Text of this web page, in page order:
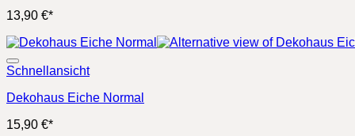
13,90 €*
Schnellansicht
Dekohaus Eiche Normal
15,90 €*